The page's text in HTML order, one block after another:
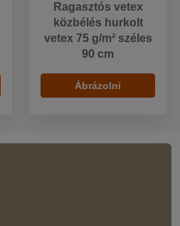
Ragasztós vetex
közbélés hurkolt
vetex 75 g/m² széles
90 cm
Ábrázolni